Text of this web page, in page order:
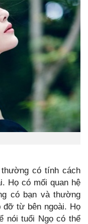
có tính cách
Họ có mối quan hệ
có bạn và thường
từ bên ngoài. Họ
nói tuổi Ngọ có thể